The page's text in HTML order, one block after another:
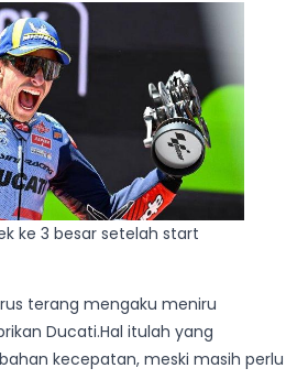
ke 3 besar setelah start
terang mengaku meniru
Ducati.Hal itulah yang
kecepatan, meski masih perlu